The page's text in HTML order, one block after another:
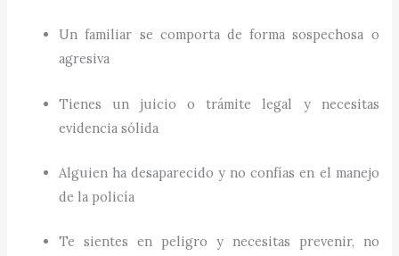
Un familiar se comporta de forma sospechosa o
agresiva
Tienes un juicio o trámite legal y necesitas
evidencia sólida
Alguien ha desaparecido y no confías en el manejo
de la policía
Te sientes en peligro y necesitas prevenir, no